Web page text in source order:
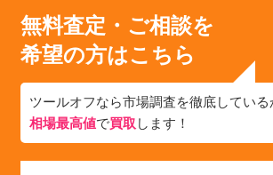
無料査定・ご相談を
希望の方はこちら
ツールオフなら市場調査を徹底している
相場最高値で買取 します！